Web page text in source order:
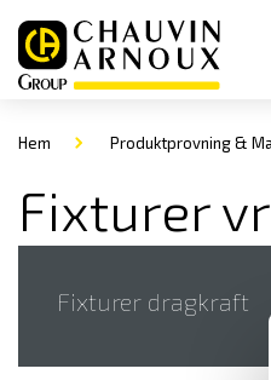
Hem Produktprovning &
Fixturer
Fixturer dragkraft